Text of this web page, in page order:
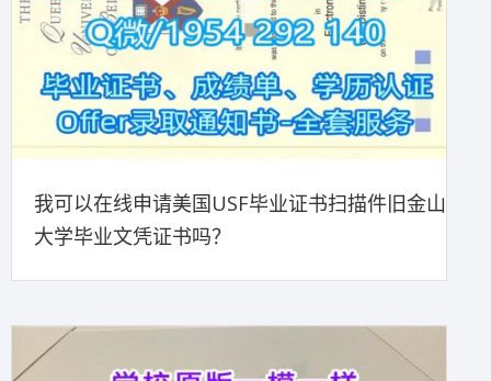
我可以在线申请美国USF毕业证书扫描件旧金山
大学毕业文凭证书吗？